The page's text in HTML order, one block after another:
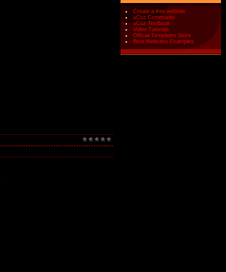
Create a free website
uCoz Community
uCoz Textbook
Video Tutorials
Official Templates Store
Best Websites Examples